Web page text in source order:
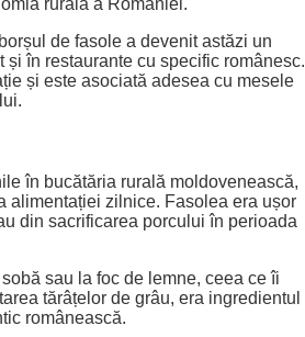
rurală a României.
de fasole a devenit astăzi un
în restaurante cu specific românesc.
și este asociată adesea cu mesele
în bucătăria rurală moldovenească,
alimentației zilnice. Fasolea era ușor
din sacrificarea porcului în perioada
sau la foc de lemne, ceea ce îi
tărâțelor de grâu, era ingredientul
românească.